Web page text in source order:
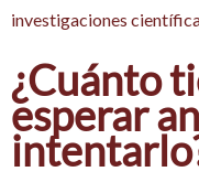
investigaciones
¿Cuánto
esperar